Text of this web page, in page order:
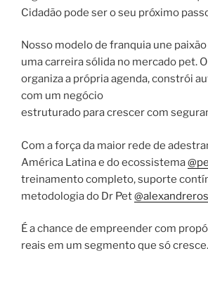
Cidadão pode ser o seu próximo
Nosso modelo de franquia une
uma carreira sólida no mercado pet.
organiza a própria agenda, constrói
com um negócio
estruturado para crescer com
Com a força da maior rede de
América Latina e do ecossistema
treinamento completo, suporte
metodologia do Dr Pet
É a chance de empreender com
reais em um segmento que só cresce.